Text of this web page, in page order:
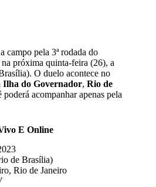
campo pela 3ª rodada do
na próxima quinta-feira (26), a
O duelo acontece no
Ilha do Governador, Rio de
acompanhar apenas pela
E Online
de Brasília)
Rio de Janeiro